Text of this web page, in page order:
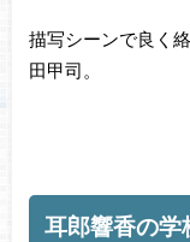
描写シーンで良く
田甲司。
耳郎響香の学